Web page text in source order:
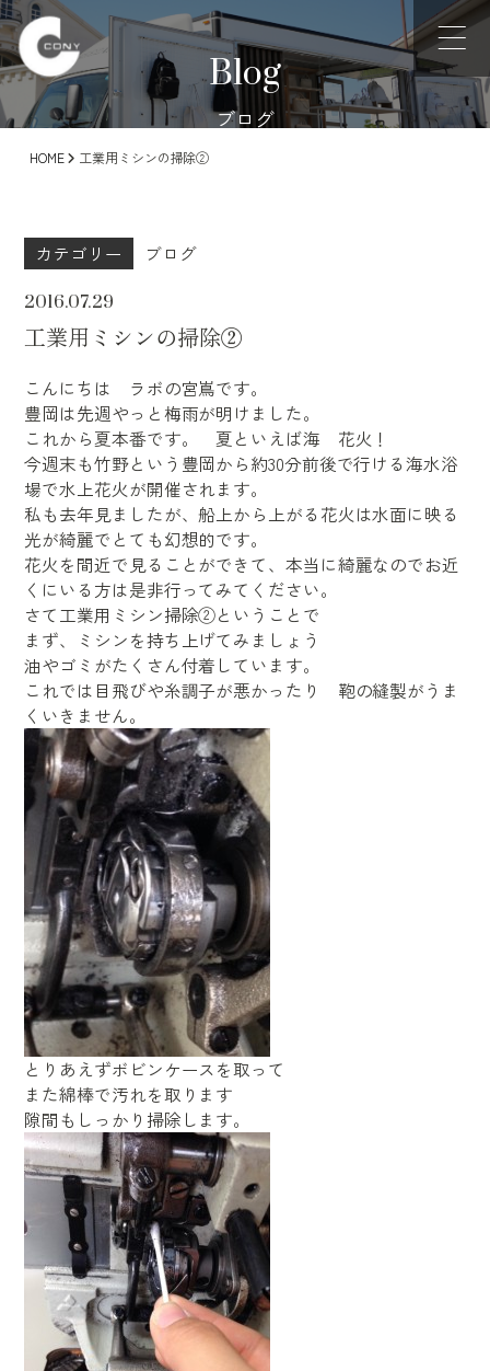
Blog
ブログ
HOME 工業用ミシンの掃除②
カテゴリー ブログ
2016.07.29
工業用ミシンの掃除②
こんにちは ラボの宮嶌です。
豊岡は先週やっと梅雨が明けました。
これから夏本番です。 夏といえば海 花火！
今週末も竹野という豊岡から約30分前後で行ける海水浴
場で水上花火が開催されます。
私も去年見ましたが、船上から上がる花火は水面に映る
光が綺麗でとても幻想的です。
花火を間近で見ることができて、本当に綺麗なのでお近
くにいる方は是非行ってみてください。
さて工業用ミシン掃除②ということで
まず、ミシンを持ち上げてみましょう
油やゴミがたくさん付着しています。
これでは目飛びや糸調子が悪かったり 鞄の縫製がうま
くいきません。
とりあえずボビンケースを取って
また綿棒で汚れを取ります
隙間もしっかり掃除します。